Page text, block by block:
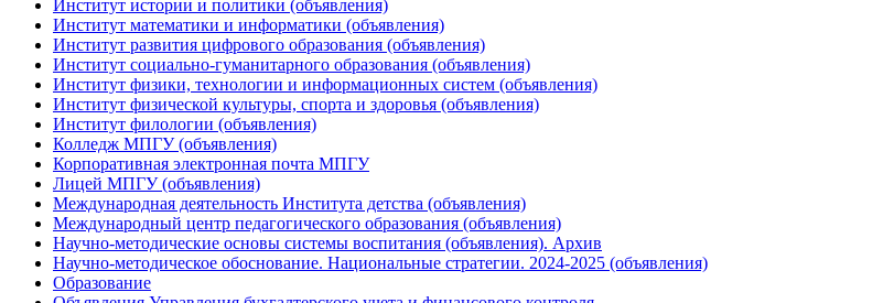
Институт истории и политики (объявления)
Институт математики и информатики (объявления)
Институт развития цифрового образования (объявления)
Институт социально-гуманитарного образования (объявления)
Институт физики, технологии и информационных систем (объявления)
Институт физической культуры, спорта и здоровья (объявления)
Институт филологии (объявления)
Колледж МПГУ (объявления)
Корпоративная электронная почта МПГУ
Лицей МПГУ (объявления)
Международная деятельность Института детства (объявления)
Международный центр педагогического образования (объявления)
Научно-методические основы системы воспитания (объявления). Архив
Научно-методическое обоснование. Национальные стратегии. 2024-2025 (объявления)
Образование